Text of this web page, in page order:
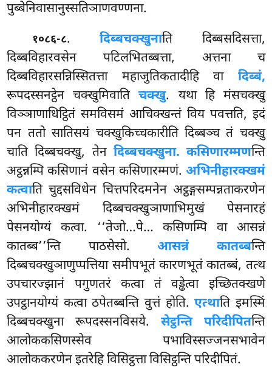
पुब्बेनिवासानुस्सतिञाणवण्णना.
१०८६-८.दिब्बचक्खुनाति दिब्बसदिसत्ता,
दिब्बविहारवसेन पटिलभितब्बत्ता, अत्तना च
दिब्बविहारसन्निस्सितत्ता महाजुतिकतादीहि वा दिब्बं,
रूपदस्सनट्ठेन चक्खुमिवातिचक्खु. यथा हि मंसचक्खु
विञ्ञाणाधिट्ठितं समविसमं आचिक्खन्तं विय पवत्तति, इदं
पन ततो सातिसयं चक्खुकिच्चकारीति दिब्बञ्च तं चक्खु
चाति दिब्बचक्खु, तेन दिब्बचक्खुना. कसिणारम्मणन्ति
अट्ठन्नम्पि कसिणानं वसेन कसिणारम्मणं. अभिनीहारक्खमं
कत्वाति चुद्दसविधेन चित्तपरिदमनेन अट्ठङ्गसम्पन्नताकरणेन
अभिनीहारक्खमं दिब्बचक्खुञाणाभिमुखं पेसनारहं
पेसनयोग्यं कत्वा. ‘‘तेजो…पे… कसिणम्पि वा आसन्नं
कातब्ब’’न्ति पाठसेसो.आसन्नं कातब्बन्ति
दिब्बचक्खुञाणुप्पत्तिया समीपभूतं कारणभूतं कातब्बं, तत्थ
उपचारज्झानं पगुणतरं कत्वा तं वड्ढेत्वा इच्छितक्खणे
उपट्ठानयोग्यं कत्वा ठपेतब्बन्ति वुत्तं होति.एत्थाति इमस्मिं
दिब्बचक्खुना रूपदस्सनविसये. सेट्ठन्ति परिदीपितन्ति
आलोककसिणस्सेव पभाविस्सज्जनसभावेन
आलोककरणेन इतरेहि विसिट्ठत्ता विसिट्ठन्ति परिदीपितं.